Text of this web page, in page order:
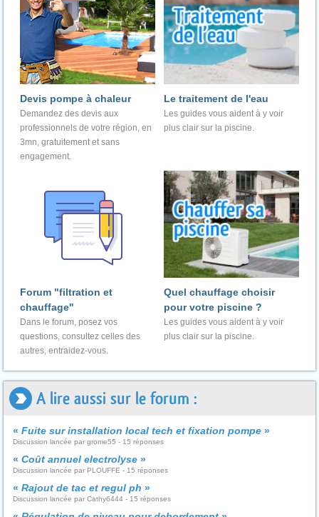
Devis pompe à chaleur
Demandez des devis aux
professionnels de votre région, en
3mn, gratuitement et sans
engagement.
Le traitement de l'eau
Les guides vous aident à y voir
plus clair sur la piscine.
Forum "filtration et
chauffage"
Dans le forum, posez vos
questions, consultez celles des
autres, entraidez-vous.
Quel chauffage choisir
pour votre piscine ?
Les guides vous aident à y voir
plus clair sur la piscine.
A lire aussi sur le forum :
« Fuite sur installation local tech et fixation pompe »
Discussion lancée par grome55 - 15 réponses
« Coût annuel electrolyse »
Discussion lancée par PLOUFFE - 15 réponses
« Rajout de tac et regul ph »
Discussion lancée par Cathy6444 - 15 réponses